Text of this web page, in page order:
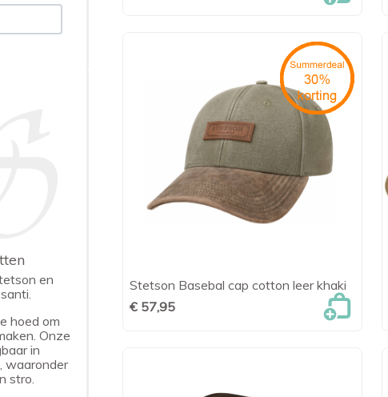
en
hoed om
Onze
in
waaronder
stro.
 Snel bekijken
Stetson Basebal cap cotton leer khaki
€ 57,95